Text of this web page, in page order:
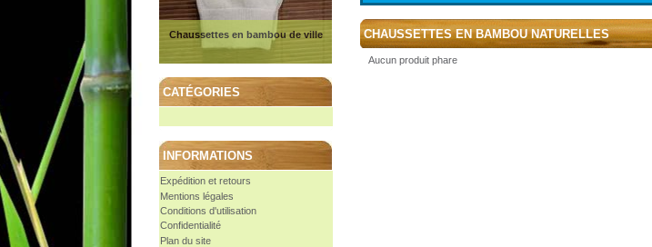
Chaussettes en bambou de ville
CATÉGORIES
INFORMATIONS
Expédition et retours
Mentions légales
Conditions d'utilisation
Confidentialité
Plan du site
CHAUSSETTES EN BAMBOU NATURELLES
Aucun produit phare